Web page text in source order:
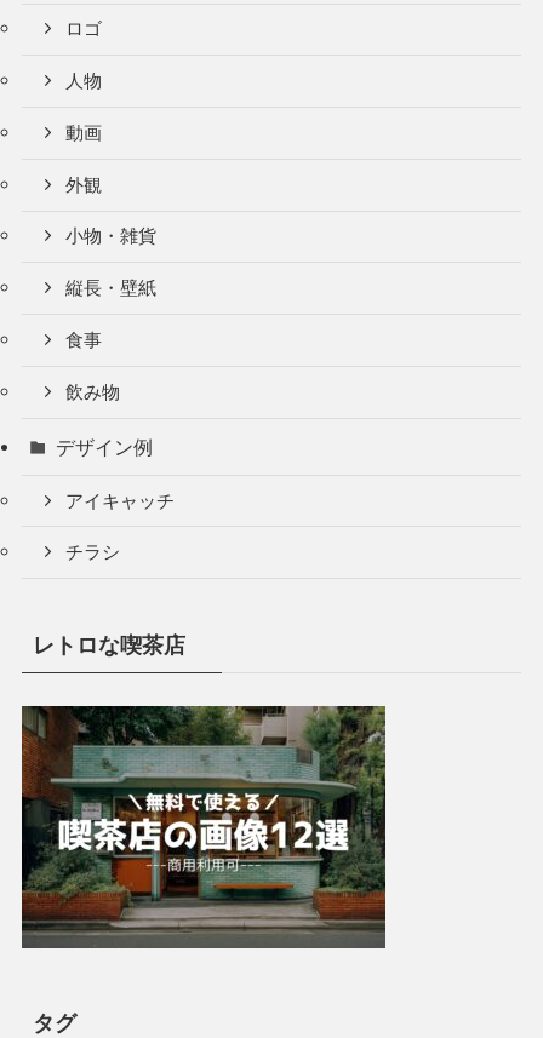
ロゴ
人物
動画
外観
小物・雑貨
縦長・壁紙
食事
飲み物
デザイン例
アイキャッチ
チラシ
レトロな喫茶店
タグ